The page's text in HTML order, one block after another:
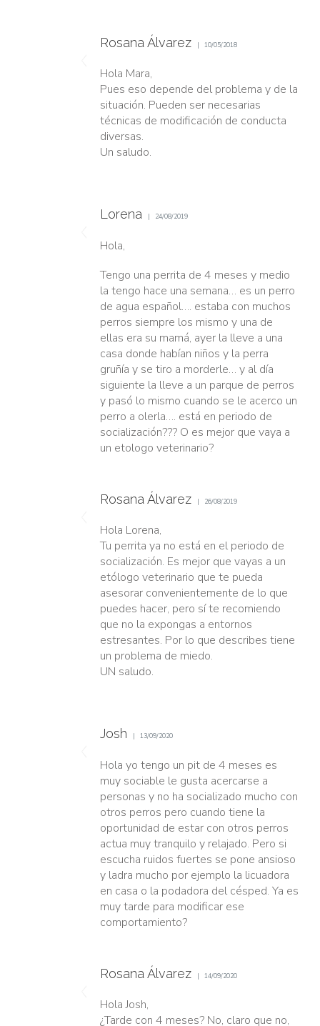
Rosana Álvarez 10/05/2018
Hola Mara,
Pues eso depende del problema y de la
situación. Pueden ser necesarias
técnicas de modificación de conducta
diversas.
Un saludo.
Lorena 24/08/2019
Hola,
Tengo una perrita de 4 meses y medio
la tengo hace una semana… es un perro
de agua español…. estaba con muchos
perros siempre los mismo y una de
ellas era su mamá, ayer la lleve a una
casa donde habían niños y la perra
gruñía y se tiro a morderle… y al día
siguiente la lleve a un parque de perros
y pasó lo mismo cuando se le acerco un
perro a olerla…. está en periodo de
socialización??? O es mejor que vaya a
un etologo veterinario?
Rosana Álvarez 26/08/2019
Hola Lorena,
Tu perrita ya no está en el periodo de
socialización. Es mejor que vayas a un
etólogo veterinario que te pueda
asesorar convenientemente de lo que
puedes hacer, pero sí te recomiendo
que no la expongas a entornos
estresantes. Por lo que describes tiene
un problema de miedo.
UN saludo.
Josh 13/09/2020
Hola yo tengo un pit de 4 meses es
muy sociable le gusta acercarse a
personas y no ha socializado mucho con
otros perros pero cuando tiene la
oportunidad de estar con otros perros
actua muy tranquilo y relajado. Pero si
escucha ruidos fuertes se pone ansioso
y ladra mucho por ejemplo la licuadora
en casa o la podadora del césped. Ya es
muy tarde para modificar ese
comportamiento?
Rosana Álvarez 14/09/2020
Hola Josh,
¿Tarde con 4 meses? No, claro que no,